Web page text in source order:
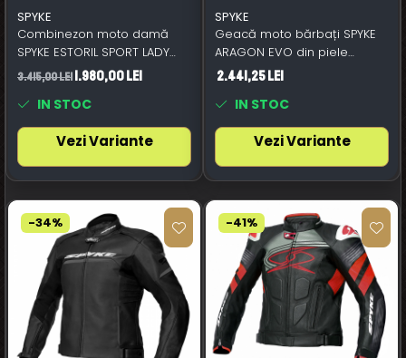
SPYKE
Combinezon moto damă
SPYKE ESTORIL SPORT LADY
negru
3.415,00 Lei1.980,00 Lei
IN STOC
Vezi Variante
SPYKE
Geacă moto bărbați SPYKE
ARAGON EVO din piele
negru/alb/roșu aprins
2.441,25 Lei
IN STOC
Vezi Variante
-34% -41%